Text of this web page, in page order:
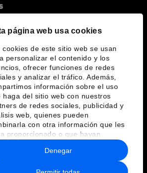
página web usa cookies
cookies de este sitio web se usan
personalizar el contenido y los
ofrecer funciones de redes
y analizar el tráfico. Además,
información sobre el uso
haga del sitio web con nuestros
de redes sociales, publicidad y
web, quienes pueden
con otra información que les
proporcionado o que hayan
a partir del uso que haya
de sus servicios.
Denegar
el Foro
idiomas
privacidad y normas de uso